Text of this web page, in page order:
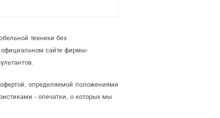
техники без
официальном сайте фирмы-
определяемой положениями
- опечатки, о которых мы